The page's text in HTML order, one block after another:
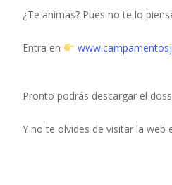
¿Te animas? Pues no te lo
Entra en
Pronto podrás descargar el
Y no te olvides de visitar la